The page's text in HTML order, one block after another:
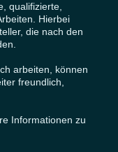
qualifizierte,
Hierbei
die nach den
arbeiten, können
freundlich,
Informationen zu